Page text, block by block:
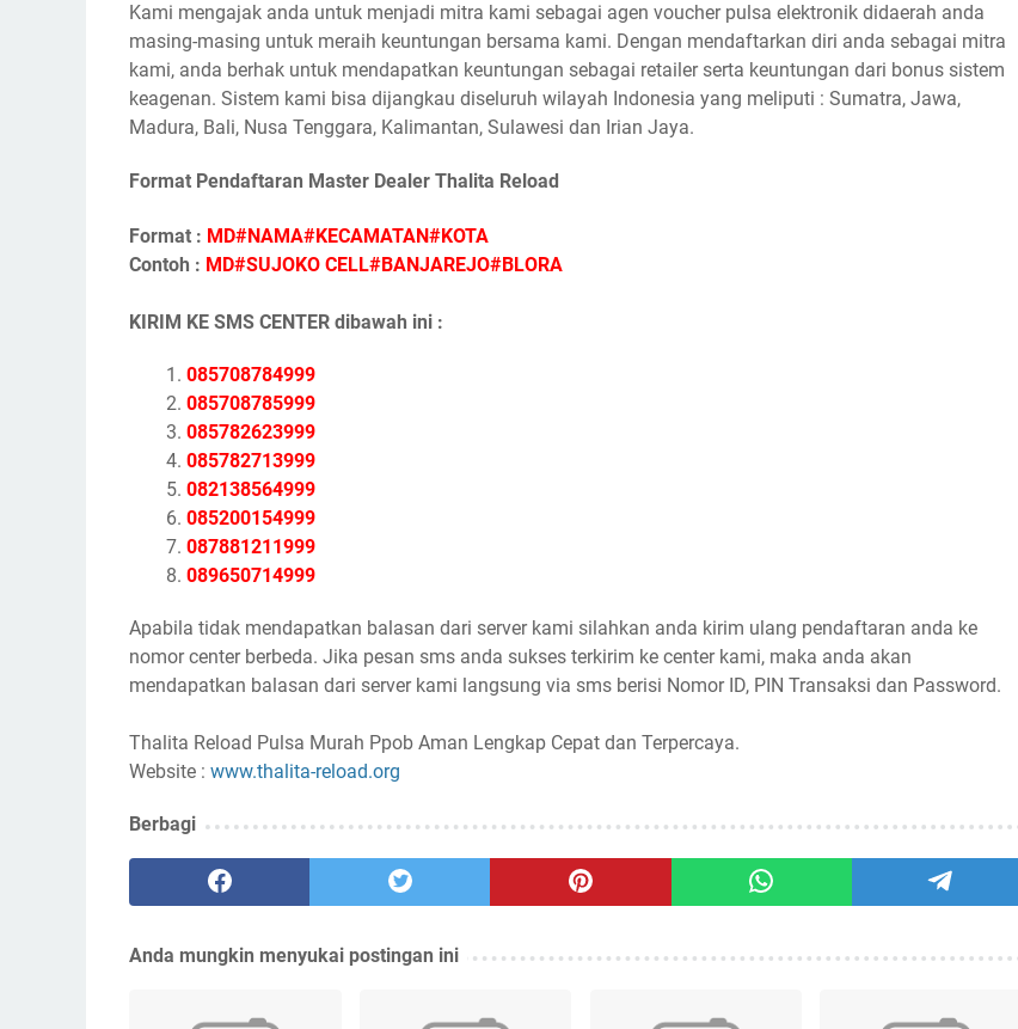
Kami mengajak anda untuk menjadi mitra kami sebagai agen voucher pulsa elektronik didaerah anda
masing-masing untuk meraih keuntungan bersama kami. Dengan mendaftarkan diri anda sebagai mitra
kami, anda berhak untuk mendapatkan keuntungan sebagai retailer serta keuntungan dari bonus sistem
keagenan. Sistem kami bisa dijangkau diseluruh wilayah Indonesia yang meliputi : Sumatra, Jawa,
Madura, Bali, Nusa Tenggara, Kalimantan, Sulawesi dan Irian Jaya.
Format Pendaftaran Master Dealer Thalita Reload
Format : MD#NAMA#KECAMATAN#KOTA
Contoh : MD#SUJOKO CELL#BANJAREJO#BLORA
KIRIM KE SMS CENTER dibawah ini :
085708784999
085708785999
085782623999
085782713999
082138564999
085200154999
087881211999
089650714999
Apabila tidak mendapatkan balasan dari server kami silahkan anda kirim ulang pendaftaran anda ke
nomor center berbeda. Jika pesan sms anda sukses terkirim ke center kami, maka anda akan
mendapatkan balasan dari server kami langsung via sms berisi Nomor ID, PIN Transaksi dan Password.
Thalita Reload Pulsa Murah Ppob Aman Lengkap Cepat dan Terpercaya.
Website : www.thalita-reload.org
Berbagi
Anda mungkin menyukai postingan ini